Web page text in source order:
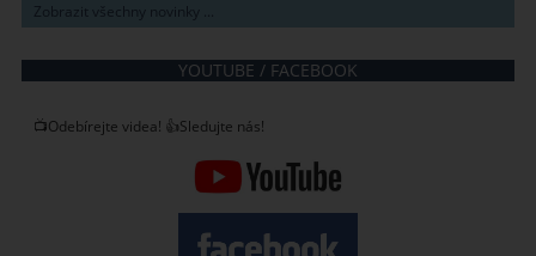
Zobrazit všechny novinky ...
YOUTUBE / FACEBOOK
📺Odebírejte videa! 👍Sledujte nás!